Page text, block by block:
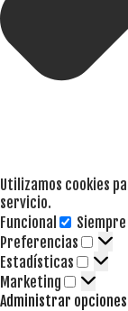
Utilizamos cookies
servicio.
Funcional
Funcional
Preferencias
Estadísticas
Marketing
Administrar opciones